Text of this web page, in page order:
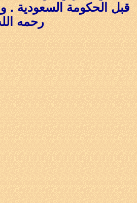
قبل الحكومة السعودية .
رحمه